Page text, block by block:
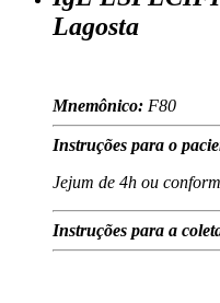
Lagosta
Mnemônico: F80
Instruções para o
Jejum de 4h ou
Instruções para a